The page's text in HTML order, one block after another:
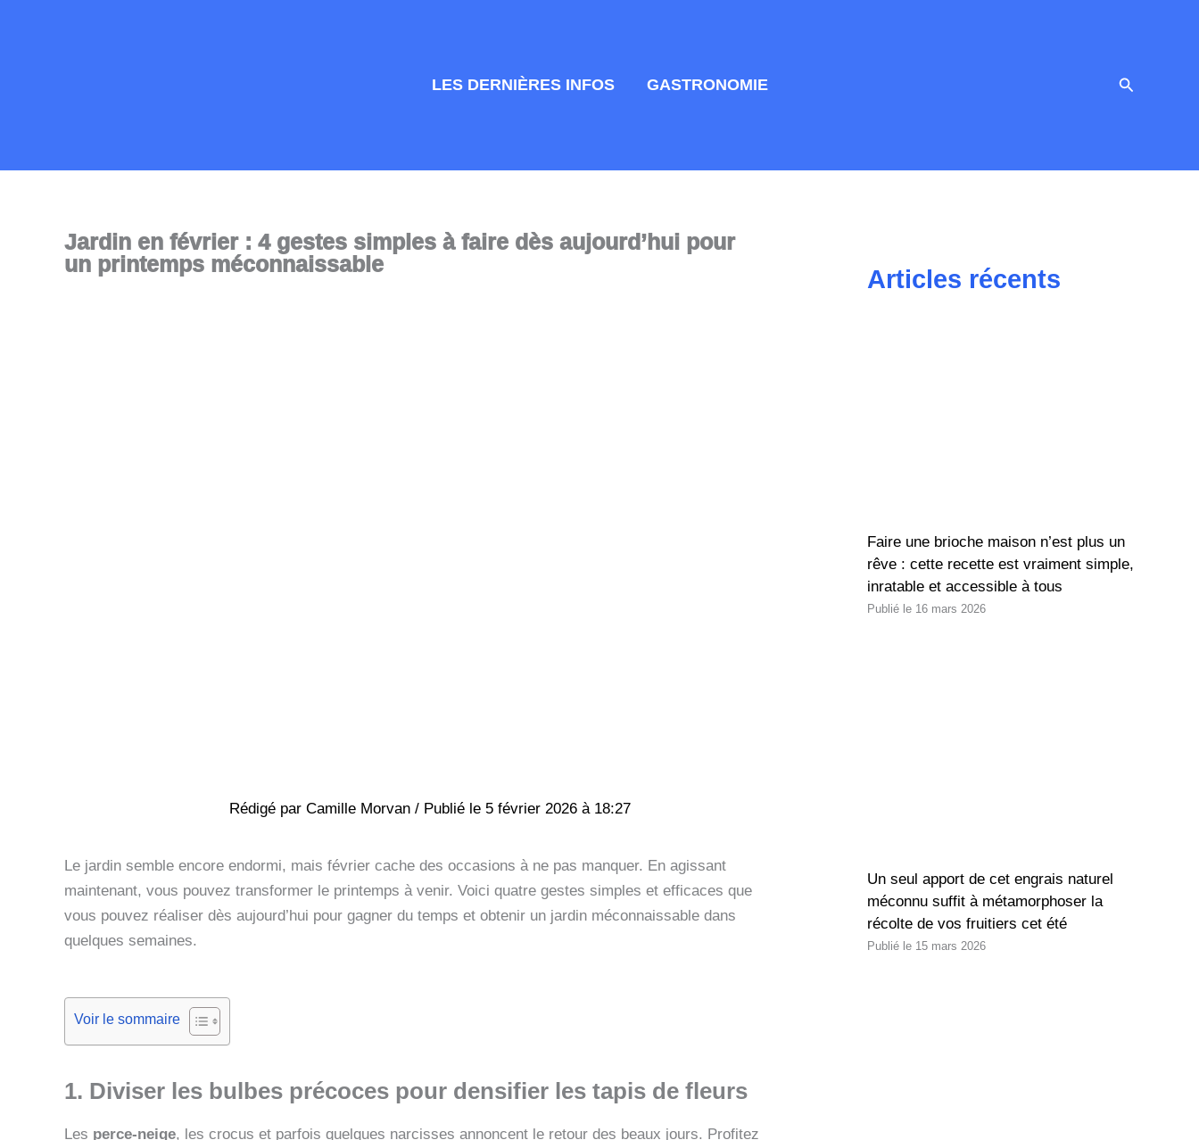
LES DERNIÈRES INFOS GASTRONOMIE
Jardin en février : 4 gestes simples à faire dès aujourd’hui pour
un printemps méconnaissable
Rédigé par Camille Morvan / 5 février 2026 à 18:27
Le jardin semble encore endormi, mais février cache des occasions à ne pas manquer. En agissant
maintenant, vous pouvez transformer le printemps à venir. Voici quatre gestes simples et efficaces que
vous pouvez réaliser dès aujourd’hui pour gagner du temps et obtenir un jardin méconnaissable dans
quelques semaines.
Voir le sommaire
1. Diviser les bulbes précoces pour densifier les tapis de fleurs
Les perce-neige, les crocus et parfois quelques narcisses annoncent le retour des beaux jours. Profitez
Articles récents
Faire une brioche maison n’est plus un
rêve : cette recette est vraiment simple,
inratable et accessible à tous
16 mars 2026
Un seul apport de cet engrais naturel
méconnu suffit à métamorphoser la
récolte de vos fruitiers cet été
15 mars 2026